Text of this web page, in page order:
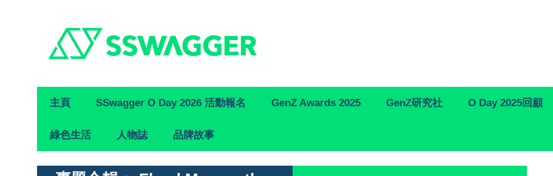
Primary
Navigation
主頁 SSwagger O Day 2026 活動報名 GenZ Awards 2025 GenZ研究社 O Day 2025回顧
綠色生活 人物誌 品牌故事